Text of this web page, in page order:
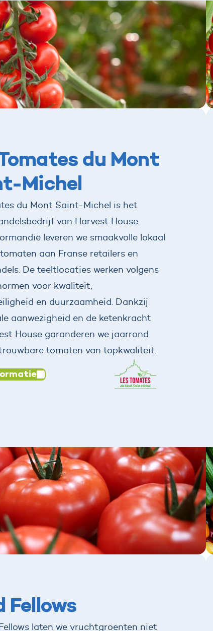
du Mont
Michel
du Mont Saint-Michel is het
van Harvest House.
leveren we smaakvolle lokaal
aan Franse retailers en
De teeltlocaties werken volgens
voor kwaliteit,
en duurzaamheid. Dankzij
aanwezigheid en de ketenkracht
House garanderen we jaarrond
tomaten van topkwaliteit.
Fellows
laten we vruchtgroenten niet